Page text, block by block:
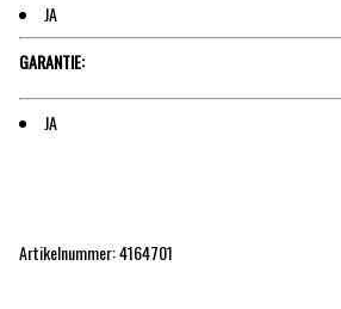
JA
GARANTIE:
JA
Artikelnummer: 4164701